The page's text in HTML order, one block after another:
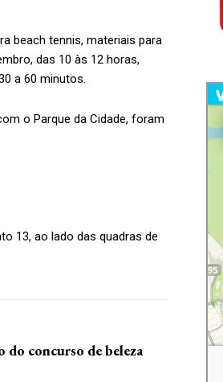
beach tennis, materiais para
das 10 às 12 horas,
a 60 minutos.
o Parque da Cidade, foram
13, ao lado das quadras de
do concurso de beleza